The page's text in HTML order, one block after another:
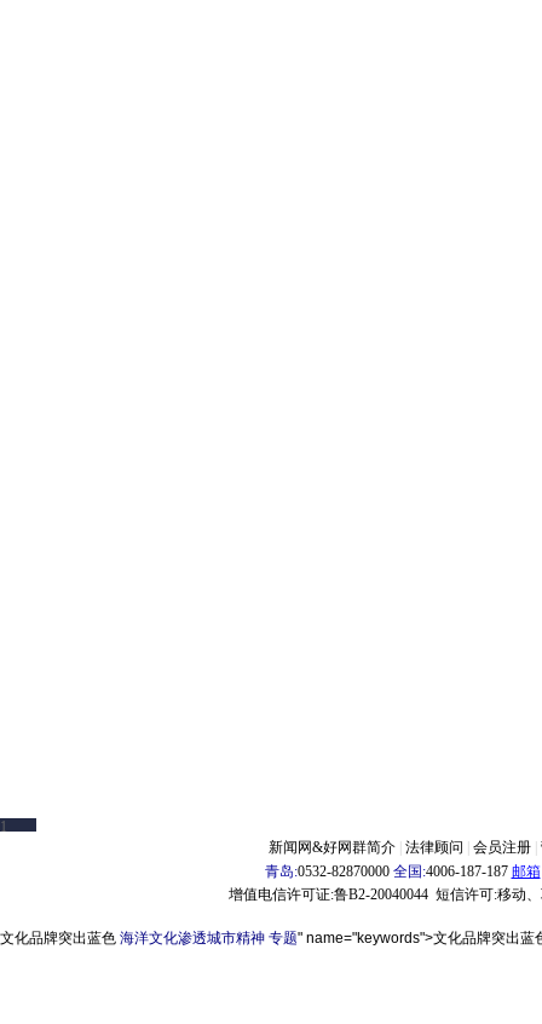
文化品牌突出蓝色 海洋文化渗透城市精神 专题" name="keywords">文化品牌突出蓝